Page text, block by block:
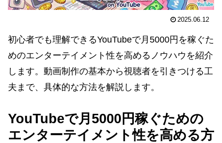
2025.06.12
初心者でも理解できるYouTubeで月5000円を稼ぐた
めのエンターテイメント性を高めるノウハウを紹介
します。動画制作の基本から視聴者を引きつける工
夫まで、具体的な方法を解説します。
YouTubeで月5000円稼ぐための
エンターテイメント性を高める方